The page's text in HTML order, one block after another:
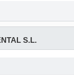
S.L.